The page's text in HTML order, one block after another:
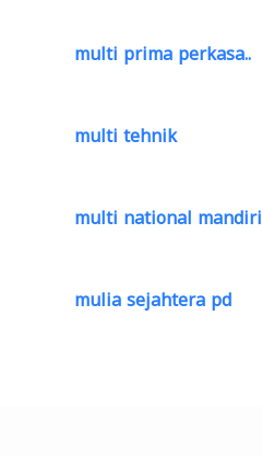
multi prima perkasa..
multi tehnik
multi national mandiri
mulia sejahtera pd